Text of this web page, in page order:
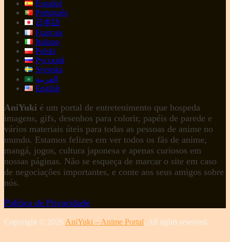
Español
Português
日本語
Français
Italiano
Polski
Русский
Svenska
العربية
English
AniYuki é um portal de entretenimento que hospeda
imagens, gifs, desenhos para colorir, papéis de parede e
vários materiais úteis para todas as pessoas de anime no
mundo. Estamos felizes em ver todos os fãs de anime,
mangá, jogos, cultura japonesa e apenas curiosos em
nossas páginas. Não se esqueça de marcar o site em caso
de negociações importantes, e conte aos seus amigos sobre
nós.
Política de Privacidade
Copyright © 2026 AniYuki – Anime Portal. All rights reserved.